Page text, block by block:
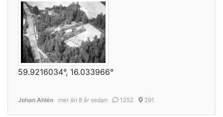
59.9216034°, 16.033966°
Johan Ahlén mer än 8 år sedan 1252 291